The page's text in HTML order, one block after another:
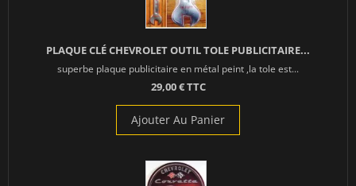
PLAQUE CLÉ CHEVROLET OUTIL TOLE PUBLICITAIRE...
superbe plaque publicitaire en métal peint ,la tole est...
29,00 € TTC
Ajouter Au Panier